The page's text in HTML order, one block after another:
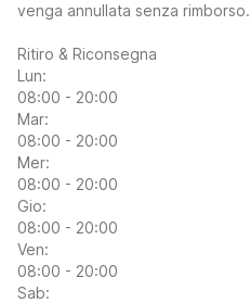
venga annullata senza rimborso.
Ritiro & Riconsegna
Lun:
08:00 - 20:00
Mar:
08:00 - 20:00
Mer:
08:00 - 20:00
Gio:
08:00 - 20:00
Ven:
08:00 - 20:00
Sab: